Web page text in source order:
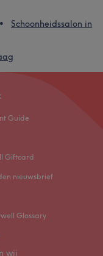
Schoonheidssalon in
Guide
Giftcard
nieuwsbrief
Glossary
wij